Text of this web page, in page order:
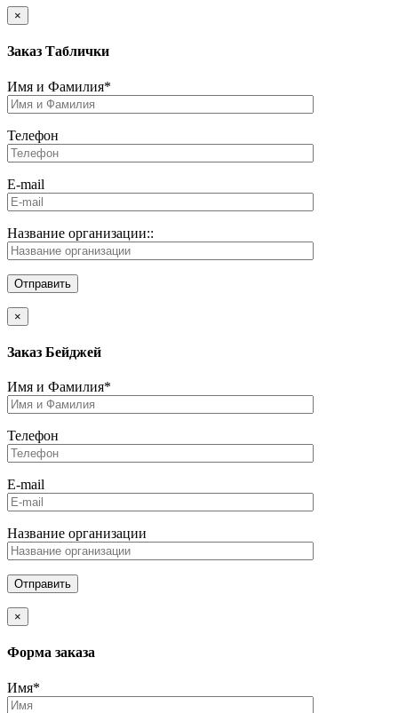
×
Заказ Таблички
Имя и Фамилия*
Телефон
E-mail
Название организации::
×
Заказ Бейджей
Имя и Фамилия*
Телефон
E-mail
Название организации
×
Форма заказа
Имя*